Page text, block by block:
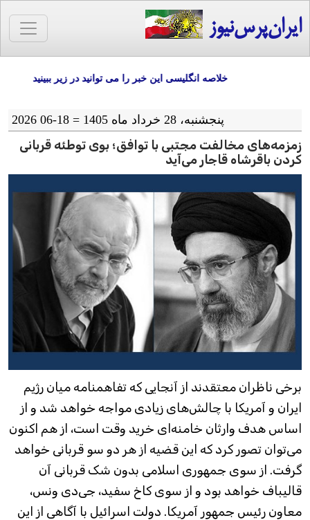
ایران‌پرس‌نیوز
خلاصه انگلیسی این خبر را می توانید در زیر ببینید
پنجشنبه، 28 خرداد ماه 1405 = 18-06 2026
زمزمه‌های مخالفت مجتبی با توافق؛ بوی توطئه قربانی
کردن باقرشاه قاجار می‌آید
برخی ناظران معتقدند از آنجایی که تفاهمنامه میان رژیم
ایران و آمریکا با چالش‌های زیادی مواجه خواهد شد و از
اساس هدف وارثان خامنه‌ای خرید وقت است، از هم اکنون
می‌توان تصور کرد که این قضیه از هر دو سو قربانی خواهد
گرفت. از سوی جمهوری اسلامی بدون شک قربانی آن
قالیباف خواهد بود و از سوی کاخ سفید، جی‌دی ونس،
معاون رئیس جمهور آمریکا. دولت اسرائیل با آگاهی از این